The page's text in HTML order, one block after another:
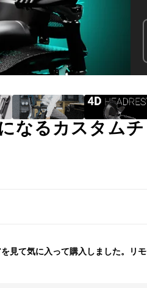
なるカスタム
て気に入って購入しました。リ